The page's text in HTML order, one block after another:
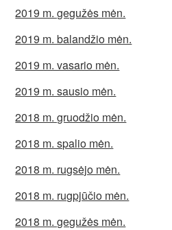
2019 m. gegužės mėn.
2019 m. balandžio mėn.
2019 m. vasario mėn.
2019 m. sausio mėn.
2018 m. gruodžio mėn.
2018 m. spalio mėn.
2018 m. rugsėjo mėn.
2018 m. rugpjūčio mėn.
2018 m. gegužės mėn.